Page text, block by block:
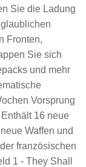
Sie die Ladung
Fronten,
Sie sich
und mehr
Vorsprung
16 neue
Waffen und
französischen
1 - They Shall